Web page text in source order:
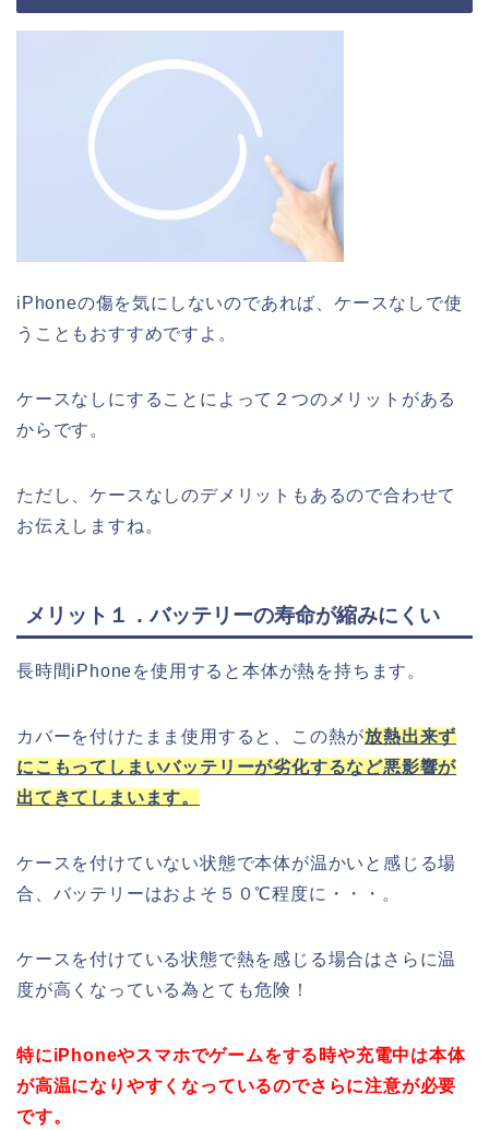
iPhoneの傷を気にしないのであれば、ケースなしで使
うこともおすすめですよ。
ケースなしにすることによって２つのメリットがある
からです。
ただし、ケースなしのデメリットもあるので合わせて
お伝えしますね。
メリット１．バッテリーの寿命が縮みにくい
長時間iPhoneを使用すると本体が熱を持ちます。
カバーを付けたまま使用すると、この熱が放熱出来ず
にこもってしまいバッテリーが劣化するなど悪影響が
出てきてしまいます。
ケースを付けていない状態で本体が温かいと感じる場
合、バッテリーはおよそ５０℃程度に・・・。
ケースを付けている状態で熱を感じる場合はさらに温
度が高くなっている為とても危険！
特にiPhoneやスマホでゲームをする時や充電中は本体
が高温になりやすくなっているのでさらに注意が必要
です。